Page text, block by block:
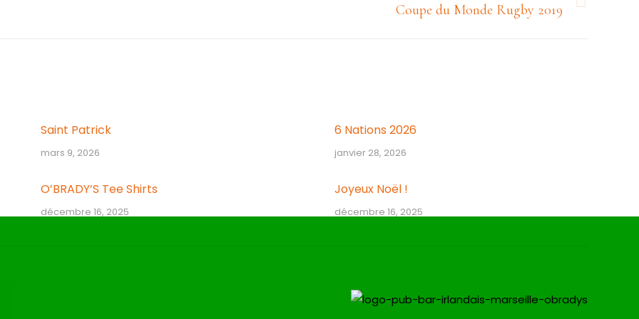
Coupe du Monde Rugby 2019
Saint Patrick
mars 9, 2026
6 Nations 2026
janvier 28, 2026
O’BRADY’S Tee Shirts
décembre 16, 2025
Joyeux Noël !
décembre 16, 2025